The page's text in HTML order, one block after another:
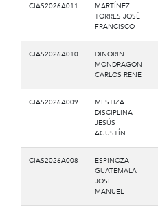
CIAS2026A011
MARTÍNEZ
TORRES JOSÉ
FRANCISCO
CIAS2026A010
DINORIN
MONDRAGON
CARLOS RENE
CIAS2026A009
MESTIZA
DISCIPLINA
JESÚS
AGUSTÍN
CIAS2026A008
ESPINOZA
GUATEMALA
JOSE
MANUEL